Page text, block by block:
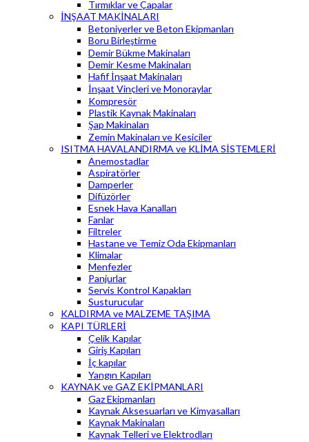
Tırmıklar ve Çapalar
İNŞAAT MAKİNALARI
Betoniyerler ve Beton Ekipmanları
Boru Birleştirme
Demir Bükme Makinaları
Demir Kesme Makinaları
Hafif İnşaat Makinaları
İnşaat Vinçleri ve Monoraylar
Kompresör
Plastik Kaynak Makinaları
Şap Makinaları
Zemin Makinaları ve Kesiciler
ISITMA HAVALANDIRMA ve KLİMA SİSTEMLERİ
Anemostadlar
Aspiratörler
Damperler
Difüzörler
Esnek Hava Kanalları
Fanlar
Filtreler
Hastane ve Temiz Oda Ekipmanları
Klimalar
Menfezler
Panjurlar
Servis Kontrol Kapakları
Susturucular
KALDIRMA ve MALZEME TAŞIMA
KAPI TÜRLERİ
Çelik Kapılar
Giriş Kapıları
İç kapılar
Yangın Kapıları
KAYNAK ve GAZ EKİPMANLARI
Gaz Ekipmanları
Kaynak Aksesuarları ve Kimyasalları
Kaynak Makinaları
Kaynak Telleri ve Elektrodları